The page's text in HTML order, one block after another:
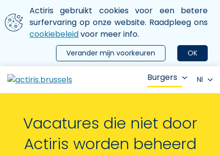
Aller au contenu principal
We gebruiken cookies
Actiris gebruikt cookies voor een betere
surfervaring op onze website. Raadpleeg ons
cookiebeleidvoor meer info.
OK
Verander mijn voorkeuren
le menu
Burgers Nl
Vacatures die niet door
Actiris worden beheerd